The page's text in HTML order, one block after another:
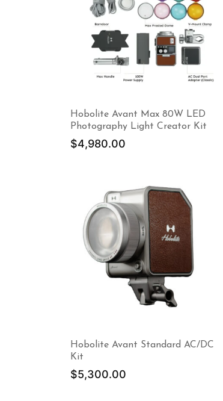
Hobolite Avant Max 80W LED
Photography Light Creator Kit
$4,980.00
Hobolite Avant Standard AC/DC
Kit
$5,300.00